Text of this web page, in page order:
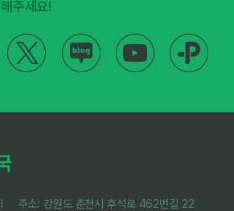
주세요!
주소: 강원도 춘천시 후석로 462번길 22